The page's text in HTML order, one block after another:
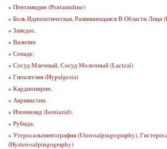
» Пентамидин (Pentamidine)
» Боль Идиопатическая, Развивающаяся В Области Лица
» Заведос.
» Вазилип
» Сенаде.
» Сосуд Млечный, Сосуд Молочный (Lacteal)
» Гипалгезия (Hypalgesia)
» Кардиопирин.
» Акривастин.
» Изониазид (Isoniazid).
» Рубида.
» Утеросальпингография (Uterosalpingography),
(Hysterosalpingography)